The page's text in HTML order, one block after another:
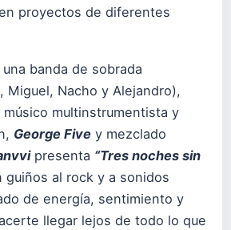
proyectos de diferentes
banda de sobrada
Miguel, Nacho y Alejandro),
multinstrumentista y
George Five y mezclado
presenta “Tres noches sin
guiños al rock y a sonidos
de energía, sentimiento y
llegar lejos de todo lo que